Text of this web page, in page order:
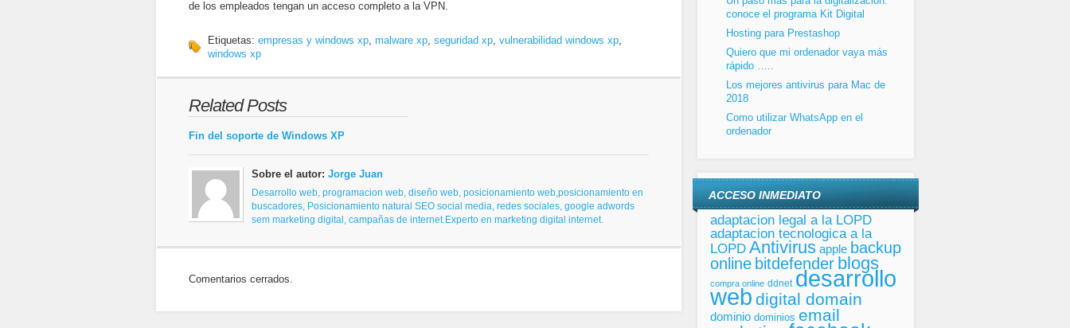
de los empleados tengan un acceso completo a la VPN.
Etiquetas: empresas y windows xp, malware xp, seguridad xp, vulnerabilidad windows xp,
windows xp
Related Posts
Fin del soporte de Windows XP
Sobre el autor: Jorge Juan
Desarrollo web, programacion web, diseño web, posicionamiento web,posicionamiento en
buscadores, Posicionamiento natural SEO social media, redes sociales, google adwords
sem marketing digital, campañas de internet.Experto en marketing digital internet.
Comentarios cerrados.
conoce el programa Kit Digital
Hosting para Prestashop
Quiero que mi ordenador vaya más
rápido …..
Los mejores antivirus para Mac de
2018
Como utilizar WhatsApp en el
ordenador
ACCESO INMEDIATO
adaptacion legal a la LOPD
adaptacion tecnologica a la
LOPD Antivirus apple backup
online bitdefender blogs
compra online ddnet desarrollo
web digital domain
dominio dominios email